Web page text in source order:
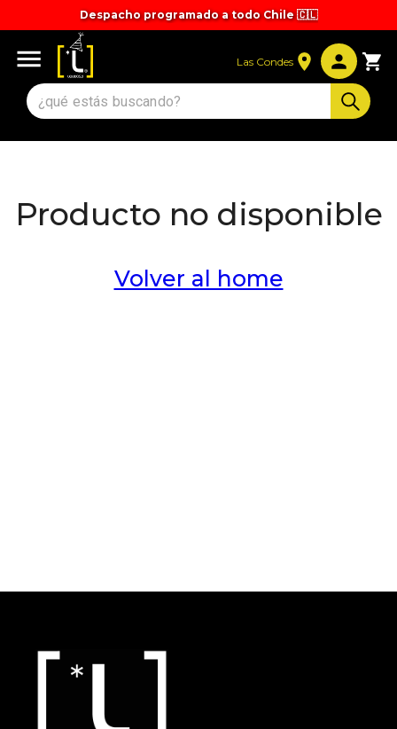
Despacho programado a todo Chile 🇨🇱
Tiempos y valores de despacho 🚚
Las Condes
Producto no disponible
Volver al home